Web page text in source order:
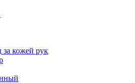
за кожей рук